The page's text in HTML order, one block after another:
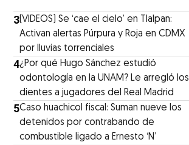
3 (VIDEOS) Se ‘cae el cielo’ en Tlalpan:
Activan alertas Púrpura y Roja en CDMX
por lluvias torrenciales
4¿Por qué Hugo Sánchez estudió
odontología en la UNAM? Le arregló los
dientes a jugadores del Real Madrid
5Caso huachicol fiscal: Suman nueve los
detenidos por contrabando de
combustible ligado a Ernesto ‘N’